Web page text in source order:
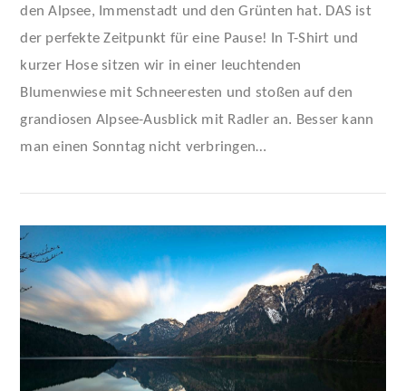
VIEW POST
den Alpsee, Immenstadt und den Grünten hat. DAS ist
der perfekte Zeitpunkt für eine Pause! In T-Shirt und
kurzer Hose sitzen wir in einer leuchtenden
Blumenwiese mit Schneeresten und stoßen auf den
grandiosen Alpsee-Ausblick mit Radler an. Besser kann
man einen Sonntag nicht verbringen…